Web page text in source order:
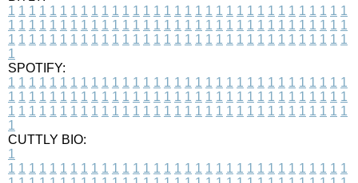
1 1 1 1 1 1 1 1 1 1 1 1 1 1 1 1 1 1 1 1 1 1 1 1 1 1 1 1 1 1 1 1 1
1 1 1 1 1 1 1 1 1 1 1 1 1 1 1 1 1 1 1 1 1 1 1 1 1 1 1 1 1 1 1 1 1
1 1 1 1 1 1 1 1 1 1 1 1 1 1 1 1 1 1 1 1 1 1 1 1 1 1 1 1 1 1 1 1 1
1
SPOTIFY:
1 1 1 1 1 1 1 1 1 1 1 1 1 1 1 1 1 1 1 1 1 1 1 1 1 1 1 1 1 1 1 1 1
1 1 1 1 1 1 1 1 1 1 1 1 1 1 1 1 1 1 1 1 1 1 1 1 1 1 1 1 1 1 1 1 1
1 1 1 1 1 1 1 1 1 1 1 1 1 1 1 1 1 1 1 1 1 1 1 1 1 1 1 1 1 1 1 1 1
1
CUTTLY BIO:
1
1 1 1 1 1 1 1 1 1 1 1 1 1 1 1 1 1 1 1 1 1 1 1 1 1 1 1 1 1 1 1 1 1